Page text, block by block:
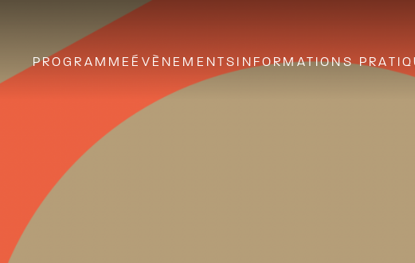
PROGRAMME ÉVÈNEMENTS INFORMATIONS